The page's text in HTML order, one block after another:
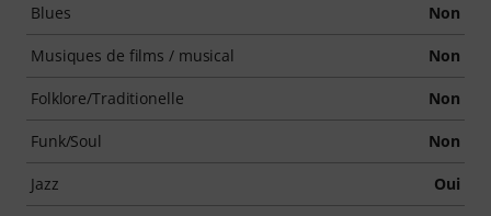
Blues Non
Musiques de films / musical Non
Folklore/Traditionelle Non
Funk/Soul Non
Jazz Oui